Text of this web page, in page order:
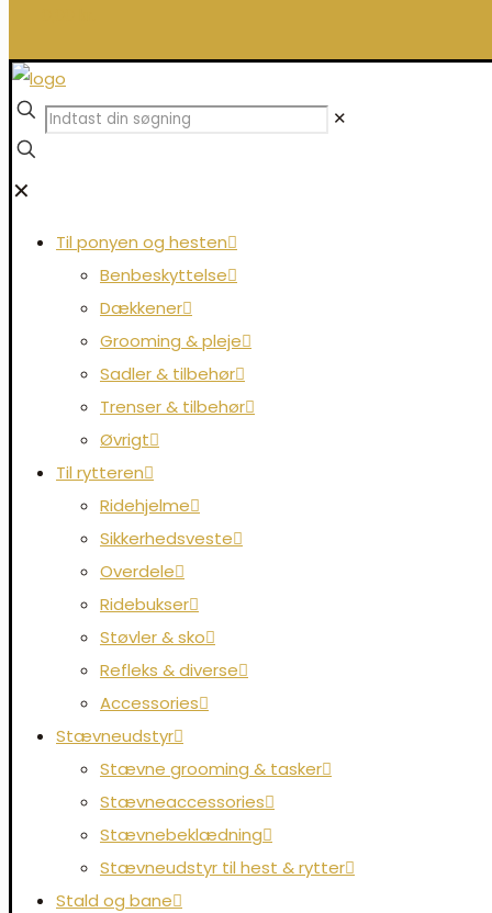
✕
✕
Til ponyen og hesten
Benbeskyttelse
Dækkener
Grooming & pleje
Sadler & tilbehør
Trenser & tilbehør
Øvrigt
Til rytteren
Ridehjelme
Sikkerhedsveste
Overdele
Ridebukser
Støvler & sko
Refleks & diverse
Accessories
Stævneudstyr
Stævne grooming & tasker
Stævneaccessories
Stævnebeklædning
Stævneudstyr til hest & rytter
Stald og bane